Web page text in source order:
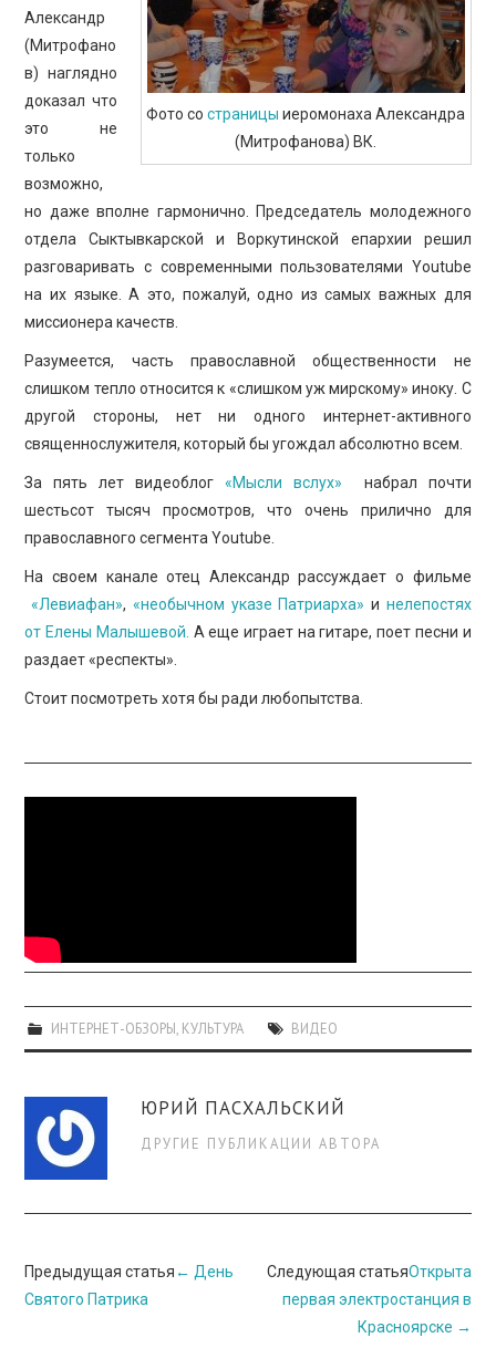
Фото состраницы иеромонаха Александра
(Митрофанова) ВК.
Александр
(Митрофано
в) наглядно
доказал что
это не
только
возможно,
но даже вполне гармонично. Председатель молодежного
отдела Сыктывкарской и Воркутинской епархии решил
разговаривать с современными пользователями Youtube
на их языке. А это, пожалуй, одно из самых важных для
миссионера качеств.
Разумеется, часть православной общественности не
слишком тепло относится к «слишком уж мирскому» иноку. С
другой стороны, нет ни одного интернет-активного
священнослужителя, который бы угождал абсолютно всем.
За пять лет видеоблог «Мысли вслух» набрал почти
шестьсот тысяч просмотров, что очень прилично для
православного сегмента Youtube.
На своем канале отец Александр рассуждает о фильме
«Левиафан», «необычном указе Патриарха» и нелепостях
от Елены Малышевой. А еще играет на гитаре, поет песни и
раздает «респекты».
Стоит посмотреть хотя бы ради любопытства.
ИНТЕРНЕТ-ОБЗОРЫ КУЛЬТУРА ВИДЕО
ЮРИЙ ПАСХАЛЬСКИЙ
ДРУГИЕ ПУБЛИКАЦИИ АВТОРА
Навигация
по
Предыдущая статья ← День
Святого Патрика
Следующая статьяОткрыта
первая электростанция в
Красноярске →